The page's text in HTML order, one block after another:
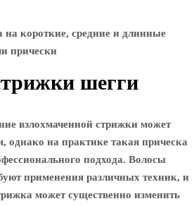
шегги
взлохмаченной стрижки может
однако на практике такая прическа
подхода. Волосы
применения различных техник, и
может существенно изменить